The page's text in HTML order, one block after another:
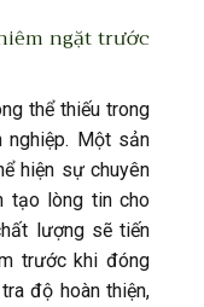
ngặt trước
thể thiếu trong
nghiệp. Một sản
hiện sự chuyên
tạo lòng tin cho
lượng sẽ tiến
trước khi đóng
độ hoàn thiện,